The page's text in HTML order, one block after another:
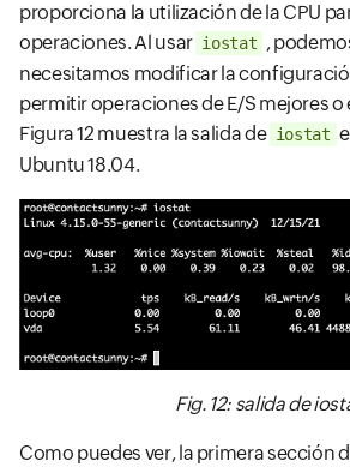
proporciona la utilización de la CPU
operaciones. Al usar iostat ,
necesitamos modificar la
permitir operaciones de E/S mejores o
Figura 12 muestra la salida de iostat
Ubuntu 18.04.
Fig. 12: salida de
Como puedes ver, la primera sección